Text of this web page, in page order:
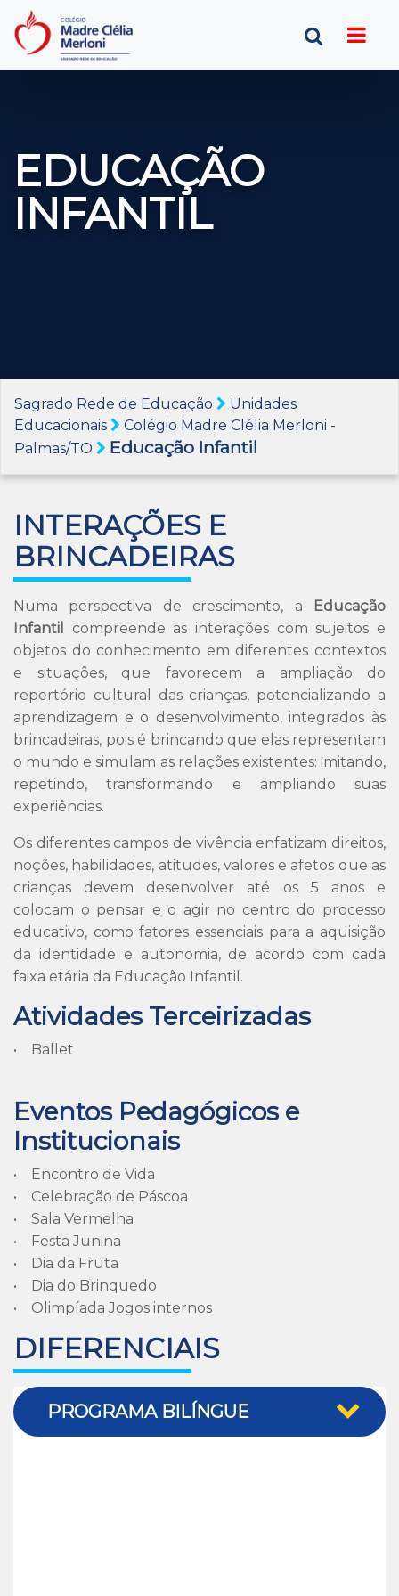
EDUCAÇÃO
INFANTIL
Sagrado Rede de Educação
Unidades
Educacionais
Colégio Madre Clélia Merloni -
Palmas/TO
Educação Infantil
INTERAÇÕES E
BRINCADEIRAS
Numa perspectiva de crescimento, a
Educação
Infantil
compreende as interações com sujeitos e
objetos do conhecimento em diferentes contextos
e situações, que favorecem a ampliação do
repertório cultural das crianças, potencializando a
aprendizagem e o desenvolvimento, integrados às
brincadeiras, pois é brincando que elas representam
o mundo e simulam as relações existentes: imitando,
repetindo, transformando e ampliando suas
experiências.
Os diferentes campos de vivência enfatizam direitos,
noções, habilidades, atitudes, valores e afetos que as
crianças devem desenvolver até os 5 anos e
colocam o pensar e o agir no centro do processo
educativo, como fatores essenciais para a aquisição
da identidade e autonomia, de acordo com cada
faixa etária da Educação Infantil.
Atividades Terceirizadas
• Ballet
Eventos Pedagógicos e
Institucionais
• Encontro de Vida
• Celebração de Páscoa
• Sala Vermelha
• Festa Junina
• Dia da Fruta
• Dia do Brinquedo
• Olimpíada Jogos internos
DIFERENCIAIS
PROGRAMA BILÍNGUE